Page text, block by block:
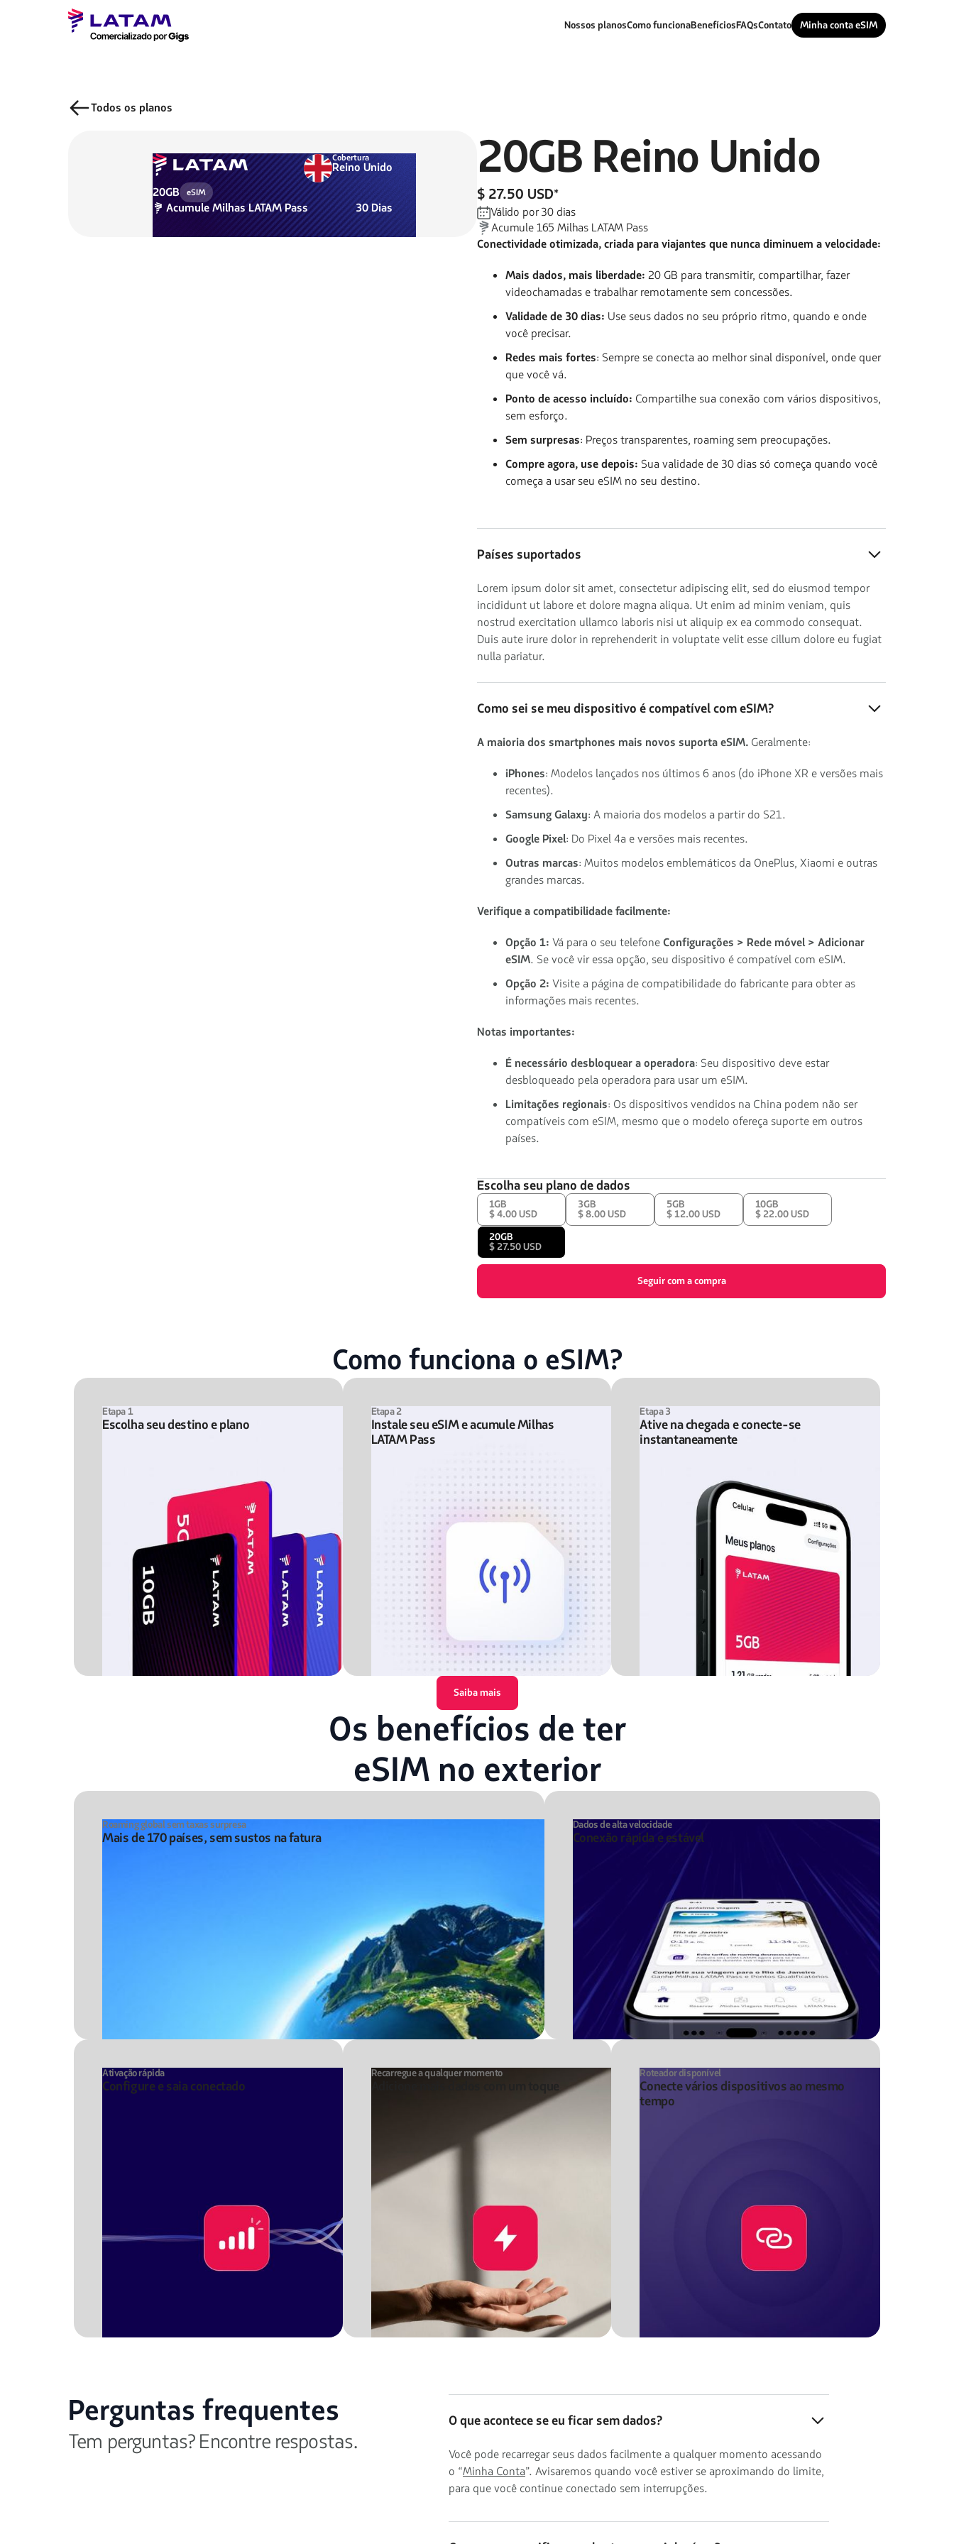
Nossos planosComo funcionaBenefíciosFAQsContato Minha conta eSIM
Todos os planos
Cobertura
Reino Unido
20GB
eSIM
AcumuleMilhas LATAM Pass 30Dias
20GB Reino Unido
$ 27.50 USD*
Válido por30dias
Acumule165 Milhas LATAM Pass
Conectividade otimizada, criada para viajantes que nunca diminuem a velocidade:
Mais dados, mais liberdade: 20 GB para transmitir, compartilhar, fazer
videochamadas e trabalhar remotamente sem concessões.
Validade de 30 dias: Use seus dados no seu próprio ritmo, quando e onde
você precisar.
Redes mais fortes: Sempre se conecta ao melhor sinal disponível, onde quer
que você vá.
Ponto de acesso incluído: Compartilhe sua conexão com vários dispositivos,
sem esforço.
Sem surpresas: Preços transparentes, roaming sem preocupações.
Compre agora, use depois: Sua validade de 30 dias só começa quando você
começa a usar seu eSIM no seu destino.
Países suportados
Lorem ipsum dolor sit amet, consectetur adipiscing elit, sed do eiusmod tempor
incididunt ut labore et dolore magna aliqua. Ut enim ad minim veniam, quis
nostrud exercitation ullamco laboris nisi ut aliquip ex ea commodo consequat.
Duis aute irure dolor in reprehenderit in voluptate velit esse cillum dolore eu fugiat
nulla pariatur.
Como sei se meu dispositivo é compatível com eSIM?
A maioria dos smartphones mais novos suporta eSIM. Geralmente:
iPhones: Modelos lançados nos últimos 6 anos (do iPhone XR e versões mais
recentes).
Samsung Galaxy: A maioria dos modelos a partir do S21.
Google Pixel: Do Pixel 4a e versões mais recentes.
Outras marcas: Muitos modelos emblemáticos da OnePlus, Xiaomi e outras
grandes marcas.
Verifique a compatibilidade facilmente:
Opção 1: Vá para o seu telefoneConfigurações > Rede móvel > Adicionar
eSIM. Se você vir essa opção, seu dispositivo é compatível com eSIM.
Opção 2: Visite a página de compatibilidade do fabricante para obter as
informações mais recentes.
Notas importantes:
É necessário desbloquear a operadora: Seu dispositivo deve estar
desbloqueado pela operadora para usar um eSIM.
Limitações regionais: Os dispositivos vendidos na China podem não ser
compatíveis com eSIM, mesmo que o modelo ofereça suporte em outros
países.
Escolha seu plano de dados
1GB
$ 4.00 USD
3GB
$ 8.00 USD
5GB
$ 12.00 USD
10GB
$ 22.00 USD
20GB
$ 27.50 USD
Seguir com a compra
Como funciona o eSIM?
Etapa 1
Escolha seu destino e plano
Etapa 2
Instale seu eSIM e acumule Milhas
LATAM Pass
Etapa 3
Ative na chegada e conecte-se
instantaneamente
Saiba mais
Os benefícios de ter
eSIM no exterior
Roaming global sem taxas surpresa
Mais de 170 países, sem sustos na fatura
Dados de alta velocidade
Conexão rápida e estável
Ativação rápida
Configure e saia conectado
Recarregue a qualquer momento Roteador disponível
Conecte vários dispositivos ao mesmo
tempo
Perguntas frequentes
Tem perguntas? Encontre respostas.
O que acontece se eu ficar sem dados?
Você pode recarregar seus dados facilmente a qualquer momento acessando
o “Minha Conta”. Avisaremos quando você estiver se aproximando do limite,
para que você continue conectado sem interrupções.